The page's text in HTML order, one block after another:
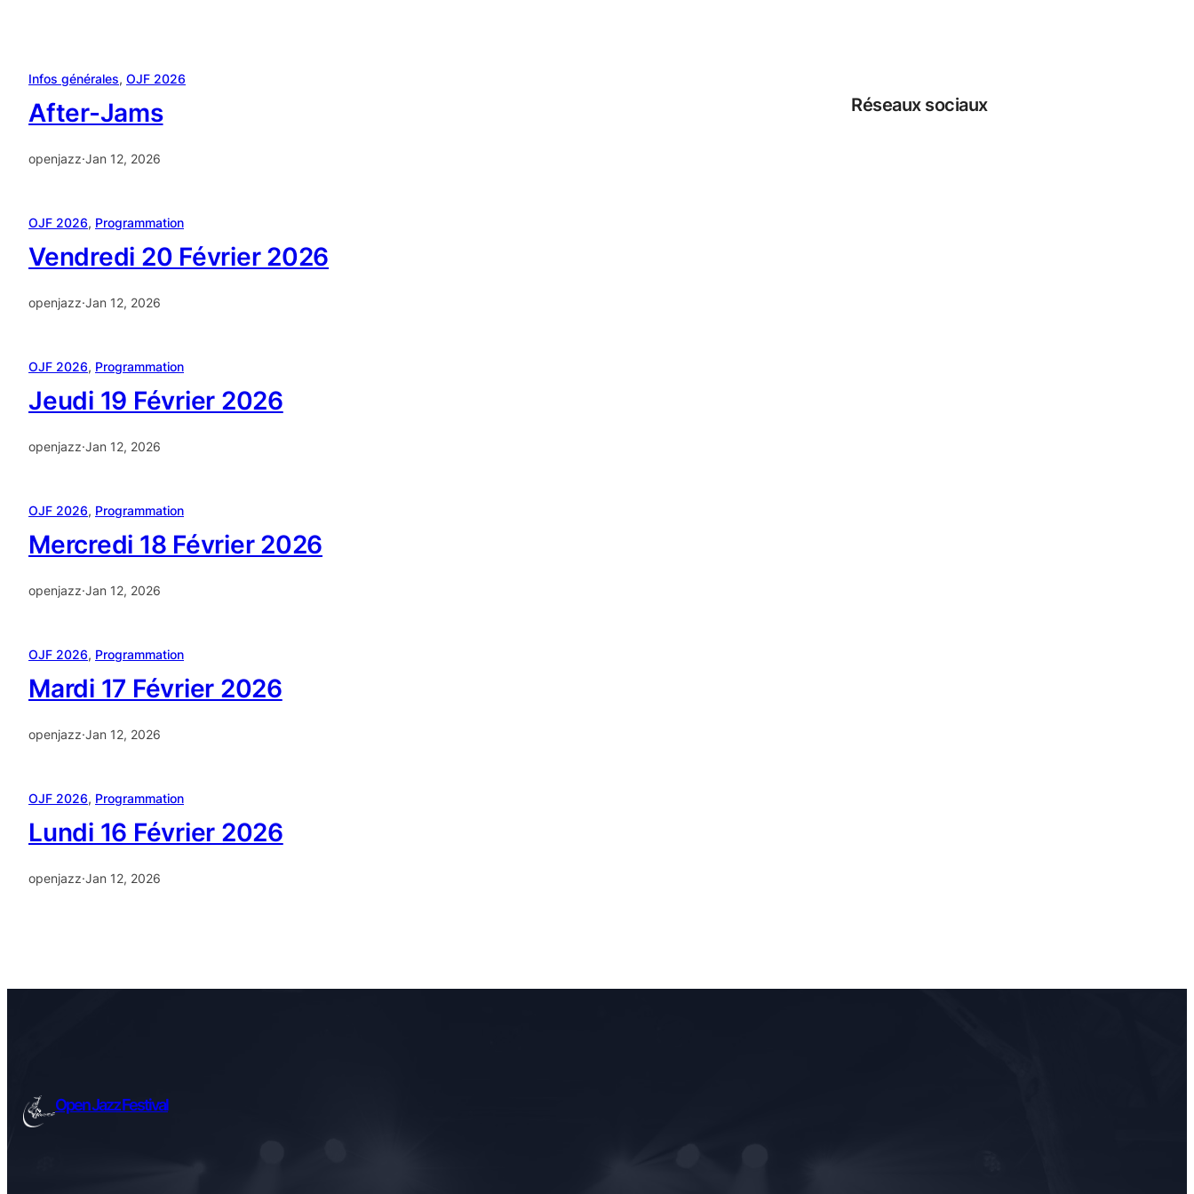
Infos générales, OJF 2026
After-Jams
openjazz·Jan 12, 2026
OJF 2026, Programmation
Vendredi 20 Février 2026
openjazz·Jan 12, 2026
OJF 2026, Programmation
Jeudi 19 Février 2026
openjazz·Jan 12, 2026
OJF 2026, Programmation
Mercredi 18 Février 2026
openjazz·Jan 12, 2026
OJF 2026, Programmation
Mardi 17 Février 2026
openjazz·Jan 12, 2026
OJF 2026, Programmation
Lundi 16 Février 2026
openjazz·Jan 12, 2026
Réseaux sociaux
Open Jazz Festival